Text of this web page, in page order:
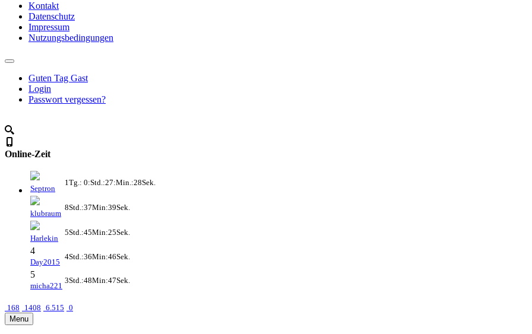
Kontakt
Datenschutz
Impressum
Nutzungsbedingungen
Guten Tag Gast
Login
Passwort vergessen?
Online-Zeit
Septron
1Tg.: 0:Std.:27:Min.:28Sek.
klubraum
8Std.:37Min:39Sek.
Harlekin
5Std.:45Min:25Sek.
4
Day2015
4Std.:36Min:46Sek.
5
micha221
3Std.:48Min:47Sek.
168 1408 6.515 0
Menu